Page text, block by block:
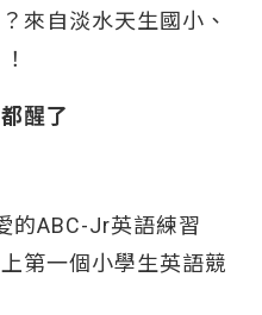
來自淡水天生國小、
醒了
的ABC-Jr英語練習
第一個小學生英語競